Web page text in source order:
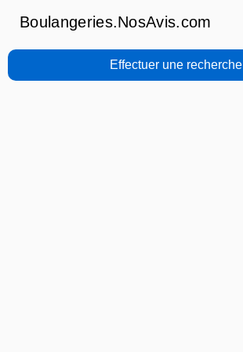
Boulangeries.NosAvis.com
Effectuer une recherche